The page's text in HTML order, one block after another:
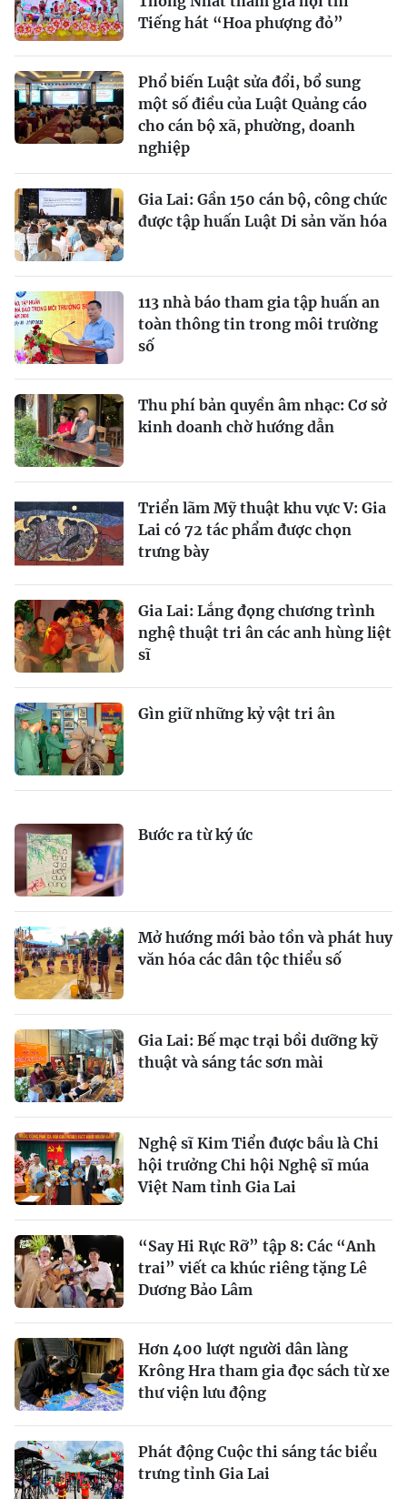
Tiếng hát “Hoa phượng đỏ”
Phổ biến Luật sửa đổi, bổ sung
một số điều của Luật Quảng cáo
cho cán bộ xã, phường, doanh
nghiệp
Gia Lai: Gần 150 cán bộ, công chức
được tập huấn Luật Di sản văn hóa
113 nhà báo tham gia tập huấn an
toàn thông tin trong môi trường
số
Thu phí bản quyền âm nhạc: Cơ sở
kinh doanh chờ hướng dẫn
Triển lãm Mỹ thuật khu vực V: Gia
Lai có 72 tác phẩm được chọn
trưng bày
Gia Lai: Lắng đọng chương trình
nghệ thuật tri ân các anh hùng liệt
sĩ
Gìn giữ những kỷ vật tri ân
Bước ra từ ký ức
Mở hướng mới bảo tồn và phát huy
văn hóa các dân tộc thiểu số
Gia Lai: Bế mạc trại bồi dưỡng kỹ
thuật và sáng tác sơn mài
Nghệ sĩ Kim Tiển được bầu là Chi
hội trưởng Chi hội Nghệ sĩ múa
Việt Nam tỉnh Gia Lai
“Say Hi Rực Rỡ” tập 8: Các “Anh
trai” viết ca khúc riêng tặng Lê
Dương Bảo Lâm
Hơn 400 lượt người dân làng
Krông Hra tham gia đọc sách từ xe
thư viện lưu động
Phát động Cuộc thi sáng tác biểu
trưng tỉnh Gia Lai